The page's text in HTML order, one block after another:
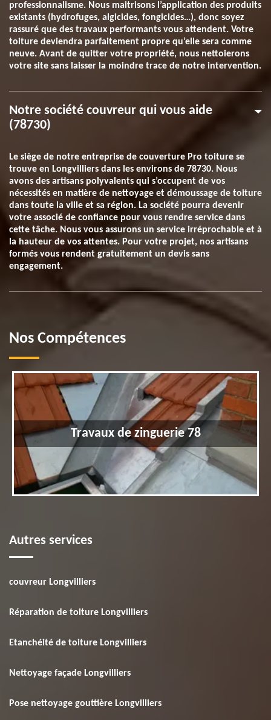
professionnalisme. Nous maitrisons l’application des produits
existants (hydrofuges, algicides, fongicides…), donc soyez
rassuré que des travaux performants vous attendent. Votre
toiture deviendra parfaitement propre qu’elle sera comme
neuve. Avant de quitter votre propriété, nous nettoierons
votre site sans laisser la moindre trace de notre intervention.
Notre société couvreur qui vous aide
(78730)
Le siège de notre entreprise de couverture Pro toiture se
trouve en Longvilliers dans les environs de 78730. Nous
avons des artisans polyvalents qui s’occupent de vos
nécessités en matière de nettoyage et démoussage de toiture
dans toute la ville et sa région. La société pourra devenir
votre associé de confiance pour vous rendre service dans
cette tâche. Nous vous assurons un service irréprochable et à
la hauteur de vos attentes. Pour votre projet, nos artisans
formés vous rendent gratuitement un devis sans
engagement.
Nos Compétences
Travaux de zinguerie 78
Autres services
couvreur Longvilliers
Réparation de toiture Longvilliers
Etanchéité de toiture Longvilliers
Nettoyage façade Longvilliers
Pose nettoyage gouttière Longvilliers